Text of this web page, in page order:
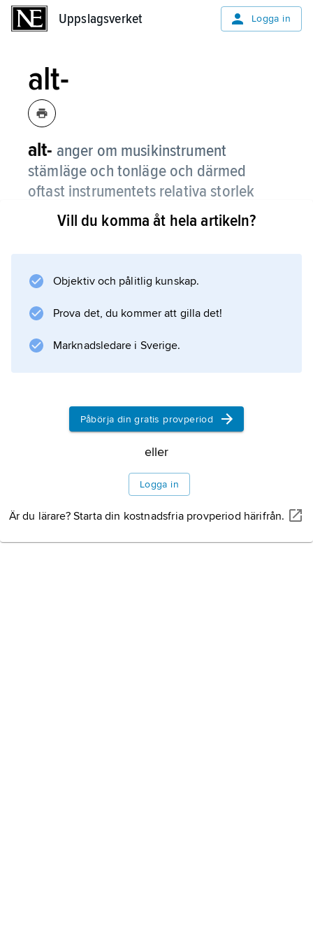
Uppslagsverket Logga in
alt-
alt- anger om musikinstrument
stämläge och tonläge och därmed
oftast instrumentets relativa storlek
inom instrumentfamiljen.
och
. Liksom den mänskliga altrösten håller sig
altinstrumenten i stort sett mellan sopran- och
tenorstämmor.
Information om artikeln
Vill du komma åt hela artikeln?
Objektiv och pålitlig kunskap.
Prova det, du kommer att gilla det!
Marknadsledare i Sverige.
Påbörja din gratis provperiod
eller
Logga in
Är du lärare? Starta din kostnadsfria provperiod härifrån.